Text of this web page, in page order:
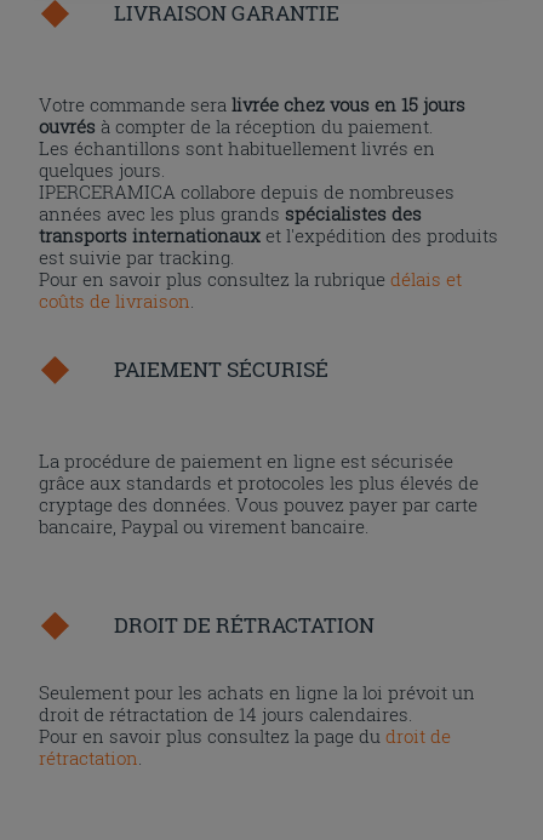
LIVRAISON GARANTIE
Votre commande seralivrée chez vous en 15 jours
ouvrés à compter de la réception du paiement.
Les échantillons sont habituellement livrés en
quelques jours.
IPERCERAMICA collabore depuis de nombreuses
années avec les plus grands spécialistes des
transports internationaux et l'expédition des produits
est suivie par tracking.
Pour en savoir plus consultez la rubriquedélais et
coûts de livraison
PAIEMENT SÉCURISÉ
La procédure de paiement en ligne est sécurisée
grâce aux standards et protocoles les plus élevés de
cryptage des données. Vous pouvez payer par carte
bancaire, Paypal ou virement bancaire.
DROIT DE RÉTRACTATION
Seulement pour les achats en ligne la loi prévoit un
droit de rétractation de 14 jours calendaires.
Pour en savoir plus consultez la page dudroit de
rétractation